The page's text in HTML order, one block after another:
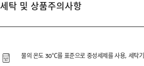
세탁 및 상품주의사항
물의 온도 30℃를 표준으로 중성세제를 사용, 세탁